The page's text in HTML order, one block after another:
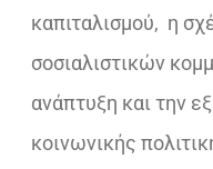
καπιταλισμού, η
σοσιαλιστικών
ανάπτυξη και την
κοινωνικής